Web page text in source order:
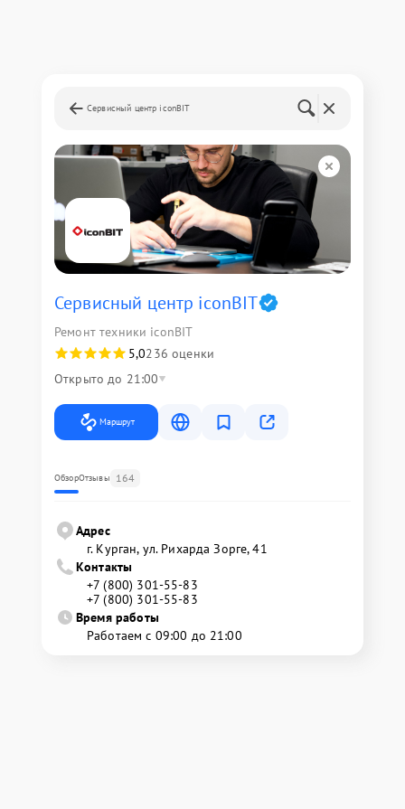
Сервисный центр iconBIT
Сервисный центр iconBIT
Ремонт техники iconBIT
5,0236 оценки
Открыто до 21:00
Маршрут
ОбзорОтзывы 164
Адрес
г. Курган, ул. Рихарда Зорге, 41
Контакты
+7 (800) 301-55-83
+7 (800) 301-55-83
Время работы
Работаем с 09:00 до 21:00